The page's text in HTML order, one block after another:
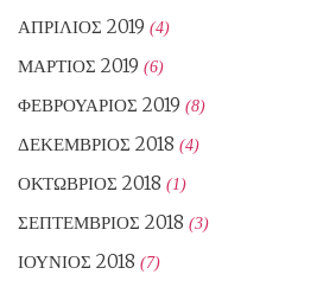
ΑΠΡΊΛΙΟΣ 2019 (4)
ΜΆΡΤΙΟΣ 2019 (6)
ΦΕΒΡΟΥΆΡΙΟΣ 2019 (8)
ΔΕΚΈΜΒΡΙΟΣ 2018 (4)
ΟΚΤΏΒΡΙΟΣ 2018 (1)
ΣΕΠΤΈΜΒΡΙΟΣ 2018 (3)
ΙΟΎΝΙΟΣ 2018 (7)